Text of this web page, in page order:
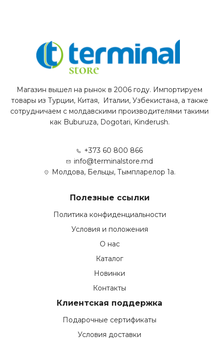
Магазин вышел на рынок в 2006 году. Импортируем
товары из Турции, Китая, Италии, Узбекистана, а также
сотрудничаем с молдавскими производителями такими
как Buburuza, Dogotari, Kinderush.
+373 60 800 866
info@terminalstore.md
Молдова, Бельцы, Тымпларелор 1а.
Полезные ссылки
Политика конфиденциальности
Условия и положения
О нас
Каталог
Новинки
Контакты
Клиентская поддержка
Подарочные сертификаты
Условия доставки